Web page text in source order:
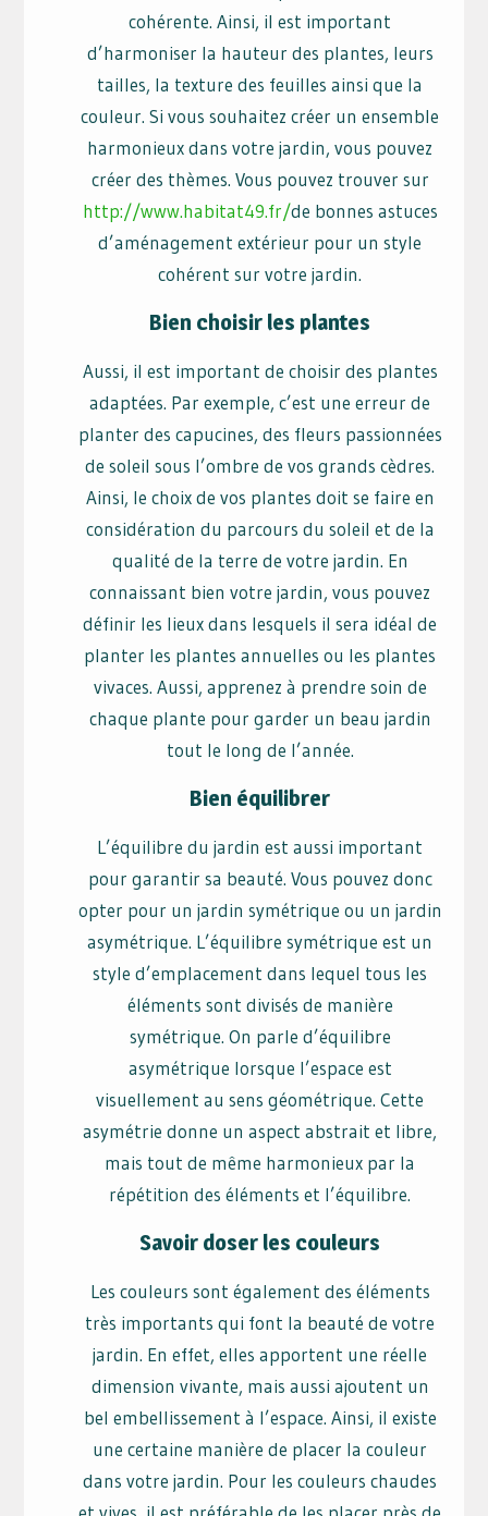
cohérente. Ainsi, il est important
d’harmoniser la hauteur des plantes, leurs
tailles, la texture des feuilles ainsi que la
couleur. Si vous souhaitez créer un ensemble
harmonieux dans votre jardin, vous pouvez
créer des thèmes. Vous pouvez trouver sur
http://www.habitat49.fr/de bonnes astuces
d’aménagement extérieur pour un style
cohérent sur votre jardin.
Bien choisir les plantes
Aussi, il est important de choisir des plantes
adaptées. Par exemple, c’est une erreur de
planter des capucines, des fleurs passionnées
de soleil sous l’ombre de vos grands cèdres.
Ainsi, le choix de vos plantes doit se faire en
considération du parcours du soleil et de la
qualité de la terre de votre jardin. En
connaissant bien votre jardin, vous pouvez
définir les lieux dans lesquels il sera idéal de
planter les plantes annuelles ou les plantes
vivaces. Aussi, apprenez à prendre soin de
chaque plante pour garder un beau jardin
tout le long de l’année.
Bien équilibrer
L’équilibre du jardin est aussi important
pour garantir sa beauté. Vous pouvez donc
opter pour un jardin symétrique ou un jardin
asymétrique. L’équilibre symétrique est un
style d’emplacement dans lequel tous les
éléments sont divisés de manière
symétrique. On parle d’équilibre
asymétrique lorsque l’espace est
visuellement au sens géométrique. Cette
asymétrie donne un aspect abstrait et libre,
mais tout de même harmonieux par la
répétition des éléments et l’équilibre.
Savoir doser les couleurs
Les couleurs sont également des éléments
très importants qui font la beauté de votre
jardin. En effet, elles apportent une réelle
dimension vivante, mais aussi ajoutent un
bel embellissement à l’espace. Ainsi, il existe
une certaine manière de placer la couleur
dans votre jardin. Pour les couleurs chaudes